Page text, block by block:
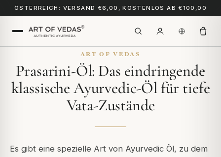
ÖSTERREICH: VERSAND €6,00, KOSTENLOS AB €100,00
ART OF VEDAS
Prasarini-Öl: Das eindringende
klassische Ayurvedic-Öl für tiefe
Vata-Zustände
Es gibt eine spezielle Art von Ayurvedic Öl, zu dem